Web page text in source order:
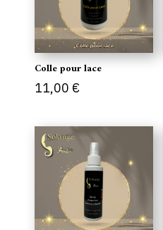
Colle pour lace
11,00 €